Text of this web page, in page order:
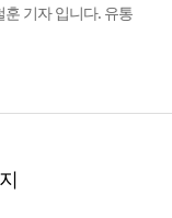
기자 입니다. 유통